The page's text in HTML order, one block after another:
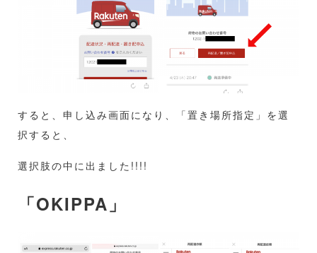
すると、申し込み画面になり、「置き場所指定」を選
択すると、
選択肢の中に出ました!!!!
「OKIPPA」